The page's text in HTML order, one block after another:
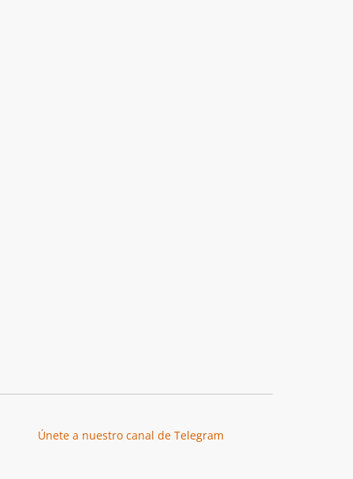
Únete a nuestro canal de Telegram